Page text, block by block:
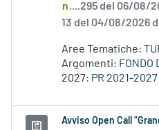
n....295 del 06/08/
13 del 04/08/2026
Aree Tematiche:
Argomenti: FONDO
2027: PR 2021-2027
Avviso Open Call